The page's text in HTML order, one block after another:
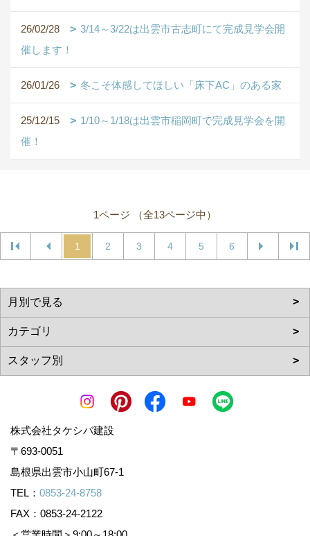
26/02/28
3/14～3/22は出雲市古志町にて完成見学会開
催します！
26/01/26 冬こそ体感してほしい「床下AC」のある家
25/12/15
1/10～1/18は出雲市稲岡町で完成見学会を開
催！
1ページ （全13ページ中）
1 2 3 4 5 6
株式会社タケシバ建設
〒693-0051
島根県出雲市小山町67-1
TEL： 0853-24-8758
FAX：0853-24-2122